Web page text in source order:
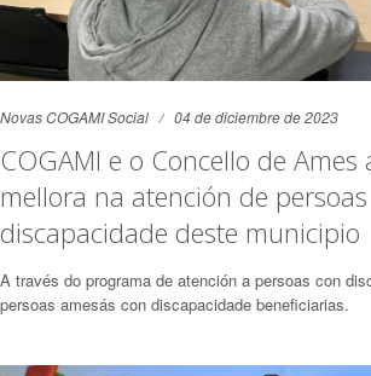
Novas COGAMI Social 04 de diciembre de 2023
COGAMI e o Concello de
mellora na atención de persoas
discapacidade deste municipio
A través do programa de atención a persoas con
persoas amesás con discapacidade beneficiarias.